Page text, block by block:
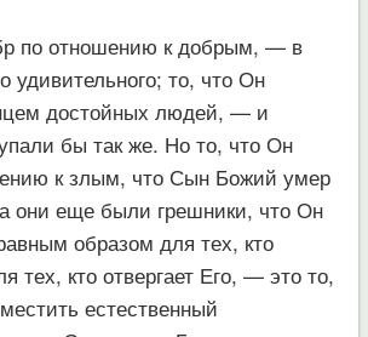
по отношению к добрым, — в
удивительного; то, что Он
достойных людей, — и
бы так же. Но то, что Он
к злым, что Сын Божий умер
они еще были грешники, что Он
образом для тех, кто
тех, кто отвергает Его, — это то,
естественный